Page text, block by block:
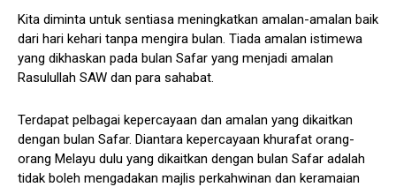
Kita diminta untuk sentiasa meningkatkan amalan-amalan baik
dari hari kehari tanpa mengira bulan. Tiada amalan istimewa
yang dikhaskan pada bulan Safar yang menjadi amalan
Rasulullah SAW dan para sahabat.
Terdapat pelbagai kepercayaan dan amalan yang dikaitkan
dengan bulan Safar. Diantara kepercayaan khurafat orang-
orang Melayu dulu yang dikaitkan dengan bulan Safar adalah
tidak boleh mengadakan majlis perkahwinan dan keramaian